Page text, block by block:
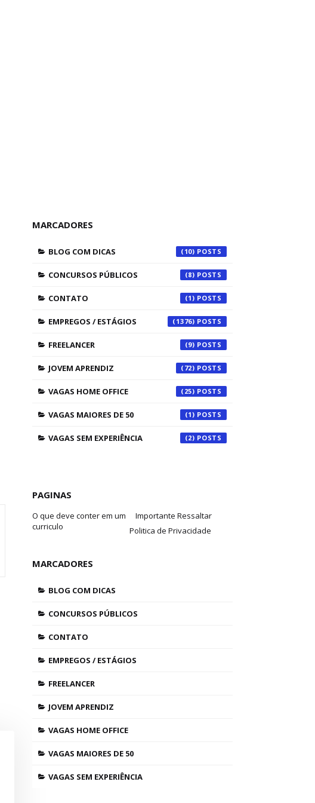
MARCADORES
BLOG COM DICAS (10)
CONCURSOS PÚBLICOS (8)
CONTATO (1)
EMPREGOS / ESTÁGIOS (1376)
FREELANCER (9)
JOVEM APRENDIZ (72)
VAGAS HOME OFFICE (25)
VAGAS MAIORES DE 50 (1)
VAGAS SEM EXPERIÊNCIA (2)
PAGINAS
O que deve conter em um
curriculo
Importante Ressaltar
Politica de Privacidade
MARCADORES
BLOG COM DICAS
CONCURSOS PÚBLICOS
CONTATO
EMPREGOS / ESTÁGIOS
FREELANCER
JOVEM APRENDIZ
VAGAS HOME OFFICE
VAGAS MAIORES DE 50
VAGAS SEM EXPERIÊNCIA